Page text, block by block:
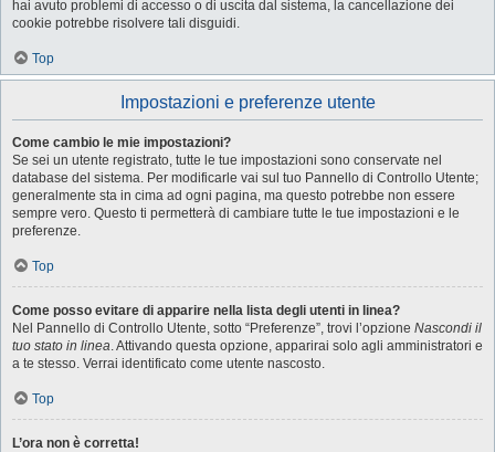
hai avuto problemi di accesso o di uscita dal sistema, la cancellazione dei
cookie potrebbe risolvere tali disguidi.
Top
Impostazioni e preferenze utente
Come cambio le mie impostazioni?
Se sei un utente registrato, tutte le tue impostazioni sono conservate nel
database del sistema. Per modificarle vai sul tuo Pannello di Controllo Utente;
generalmente sta in cima ad ogni pagina, ma questo potrebbe non essere
sempre vero. Questo ti permetterà di cambiare tutte le tue impostazioni e le
preferenze.
Top
Come posso evitare di apparire nella lista degli utenti in linea?
Nel Pannello di Controllo Utente, sotto “Preferenze”, trovi l’opzione Nascondi il
tuo stato in linea. Attivando questa opzione, apparirai solo agli amministratori e
a te stesso. Verrai identificato come utente nascosto.
Top
L’ora non è corretta!